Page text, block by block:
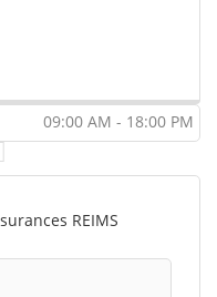
09:00 AM - 18:00 PM
REIMS